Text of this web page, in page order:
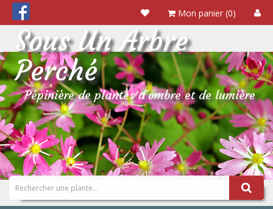
Mon panier (0)
Sous Un Arbre
Perché
Pépinière de plantes d'ombre et de lumière